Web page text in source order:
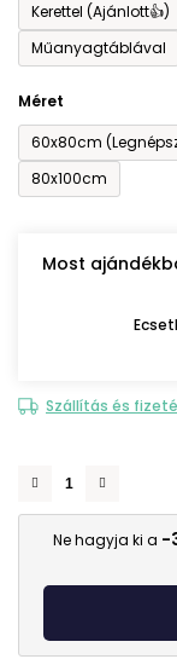
Kerettel (Ajánlott👍)
Műanyagtáblával
Méret
60x80cm
80x100cm
Most
Szállítás és
Ne hagyja ki a -